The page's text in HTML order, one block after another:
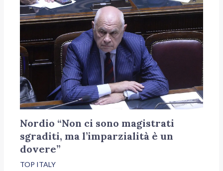
Nordio “Non ci sono magistrati
sgraditi, ma l’imparzialità è un
dovere”
TOP ITALY